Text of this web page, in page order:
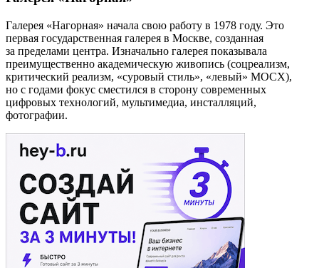
Галерея «Нагорная» начала свою работу в 1978 году. Это
первая государственная галерея в Москве, созданная
за пределами центра. Изначально галерея показывала
преимущественно академическую живопись (cоцреализм,
критический реализм, «суровый стиль», «левый» МОСХ),
но с годами фокус сместился в сторону современных
цифровых технологий, мультимедиа, инсталляций,
фотографии.